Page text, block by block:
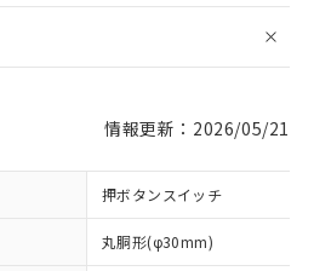
情報更新：2026/05/21
押ボタンスイッチ
丸胴形(φ30mm)